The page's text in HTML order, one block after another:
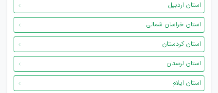
استان اردبیل
استان خراسان شمالی
استان کردستان
استان لرستان
استان ایلام